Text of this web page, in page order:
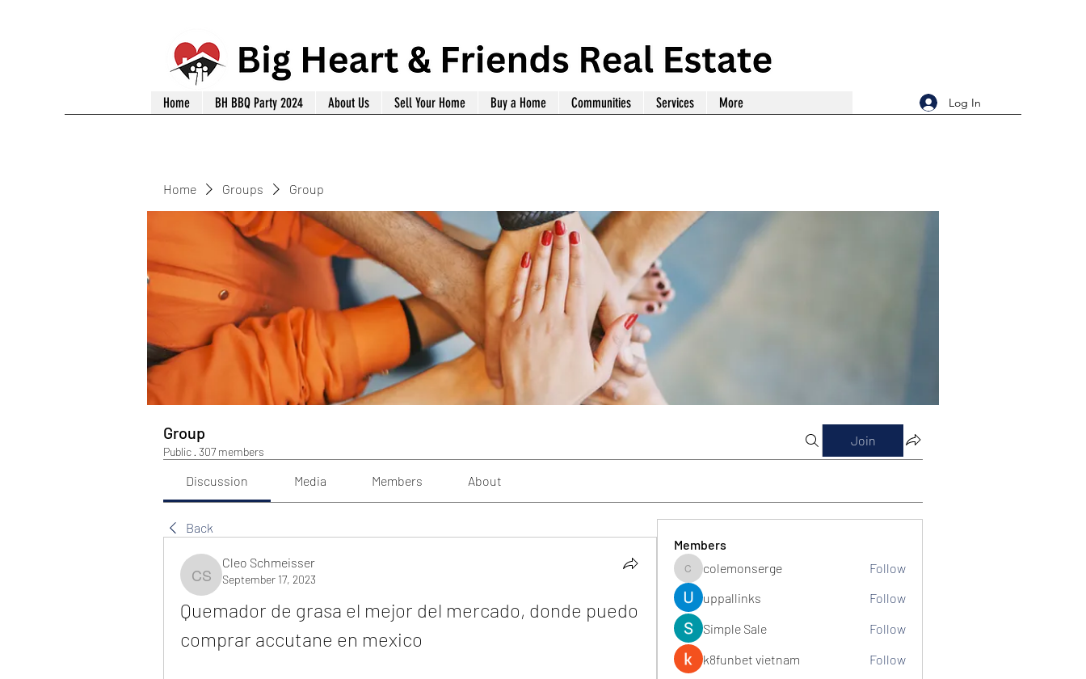
Log In
Home BH BBQ Party 2024 About Us Sell Your Home Buy a Home Communities Services More
Home Groups Group
Group
Public · 307 members
Join
Discussion Media Members About
Back
Cleo Schmeisser
Cleo Schmeisser
September 17, 2023
Quemador de grasa el mejor del mercado, donde puedo
comprar accutane en mexico
Members
colemonserge
colemonserge
Follow
uppallinks
Follow
Simple Sale
Follow
k8funbet vietnam
Follow